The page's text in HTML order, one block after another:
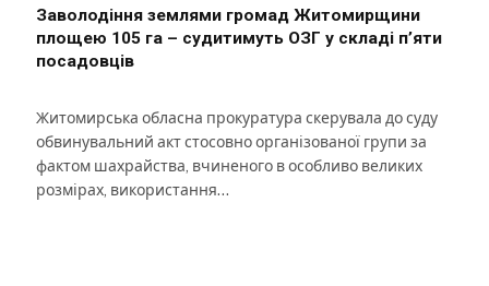
Заволодіння землями громад Житомирщини
площею 105 га – судитимуть ОЗГ у складі п’яти
посадовців
Житомирська обласна прокуратура скерувала до суду
обвинувальний акт стосовно організованої групи за
фактом шахрайства, вчиненого в особливо великих
розмірах, використання…